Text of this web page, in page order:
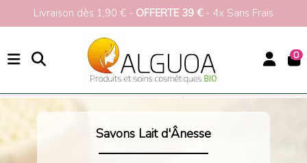
Soldes jusqu'à -50% >>>
0
Savons au Lait d'Ânesse Bio & Naturel
Savons Lait d'Ânesse